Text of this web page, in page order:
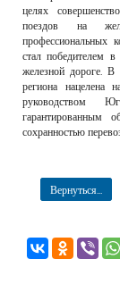
целях
поездов на
профессиональных
стал победителем
железной дороге. В
региона нацелена
руководством
гарантированным
сохранностью
Вернуться...